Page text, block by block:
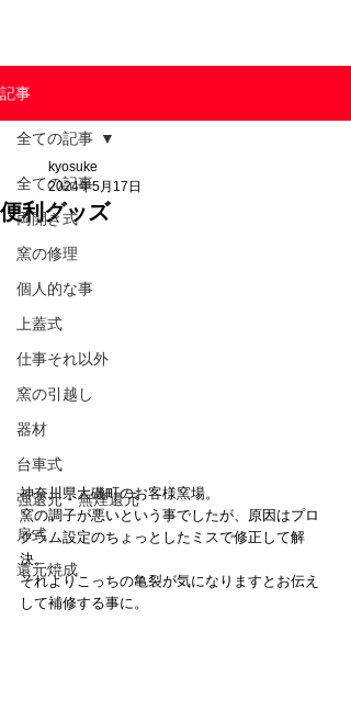
記事
全ての記事
両開き式
窯の修理
個人的な事
上蓋式
仕事それ以外
窯の引越し
器材
台車式
強還元・無煙還元
扉式
還元焼成
全ての記事
便利グッズ
kyosuke
2024年5月17日
神奈川県大磯町のお客様窯場。
窯の調子が悪いという事でしたが、原因はプロ
グラム設定のちょっとしたミスで修正して解
決。
それよりこっちの亀裂が気になりますとお伝え
して補修する事に。